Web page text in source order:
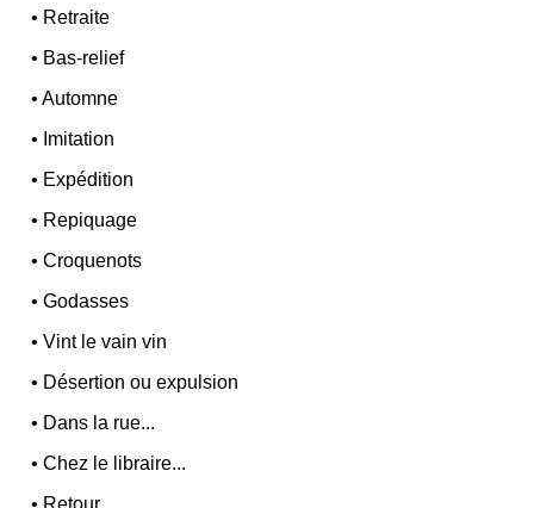
• Retraite
• Bas-relief
•Automne
• Imitation
• Expédition
• Repiquage
•Croquenots
•Godasses
•Vint le vain vin
• Désertion ou expulsion
• Dans la rue...
•Chez le libraire...